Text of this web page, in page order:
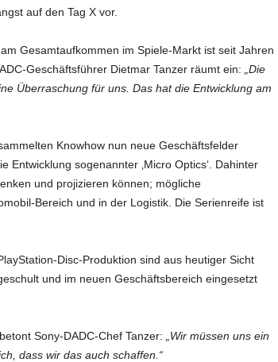
auf den Tag X vor.
Gesamtaufkommen im Spiele-Markt ist seit Jahren
Geschäftsführer Dietmar Tanzer räumt ein:
„Die
Überraschung für uns. Das hat die Entwicklung am
Knowhow nun neue Geschäftsfelder
sogenannter ‚Micro Optics‘. Dahinter
und projizieren können; mögliche
Bereich und in der Logistik. Die Serienreife ist
Disc-Produktion sind aus heutiger Sicht
und im neuen Geschäftsbereich eingesetzt
betont Sony-DADC-Chef Tanzer:
„Wir müssen uns ein
dass wir das auch schaffen.“